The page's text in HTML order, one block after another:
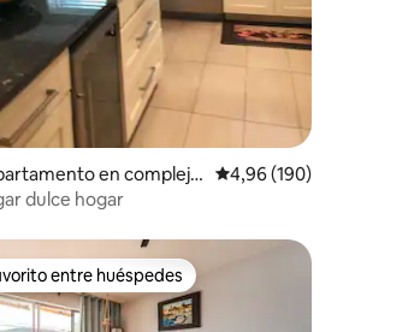
en complejo
en Vancouver
Calificación promedio:
4,96 (190)
dulce hogar
entre huéspedes
entre huéspedes